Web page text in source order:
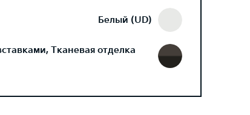
Белый (UD)
Тканевая отделка